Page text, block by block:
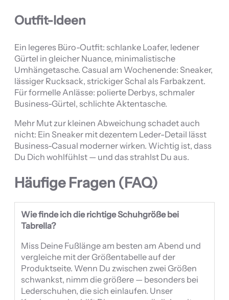
Outfit-Ideen
Ein legeres Büro-Outfit: schlanke Loafer, ledener
Gürtel in gleicher Nuance, minimalistische
Umhängetasche. Casual am Wochenende: Sneaker,
lässiger Rucksack, strickiger Schal als Farbakzent.
Für formelle Anlässe: polierte Derbys, schmaler
Business-Gürtel, schlichte Aktentasche.
Mehr Mut zur kleinen Abweichung schadet auch
nicht: Ein Sneaker mit dezentem Leder-Detail lässt
Business-Casual moderner wirken. Wichtig ist, dass
Du Dich wohlfühlst — und das strahlst Du aus.
Häufige Fragen (FAQ)
Wie finde ich die richtige Schuhgröße bei
Tabrella?
Miss Deine Fußlänge am besten am Abend und
vergleiche mit der Größentabelle auf der
Produktseite. Wenn Du zwischen zwei Größen
schwankst, nimm die größere — besonders bei
Lederschuhen, die sich einlaufen. Unser